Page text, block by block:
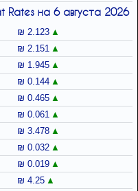
Rates на 6 августа 2026
₪ 2.123
₪ 2.151
₪ 1.945
₪ 0.144
₪ 0.465
₪ 0.061
₪ 3.478
₪ 0.032
₪ 0.019
₪ 4.25